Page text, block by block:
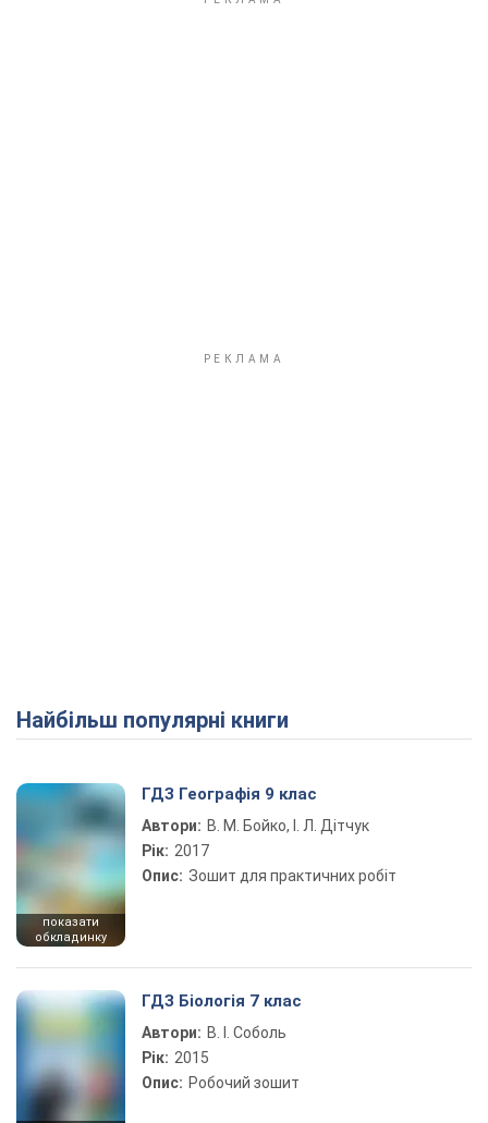
Найбільш популярні книги
показати
обкладинку
ГДЗ Географія 9 клас
Автори: В. М. Бойко, І. Л. Дітчук
Рік: 2017
Опис: Зошит для практичних робіт
ГДЗ Біологія 7 клас
Автори: В. І. Соболь
Рік: 2015
Опис: Робочий зошит